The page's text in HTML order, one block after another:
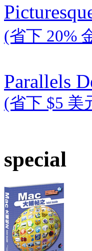
(省下 20%
Parallels
(省下 $5 美
special